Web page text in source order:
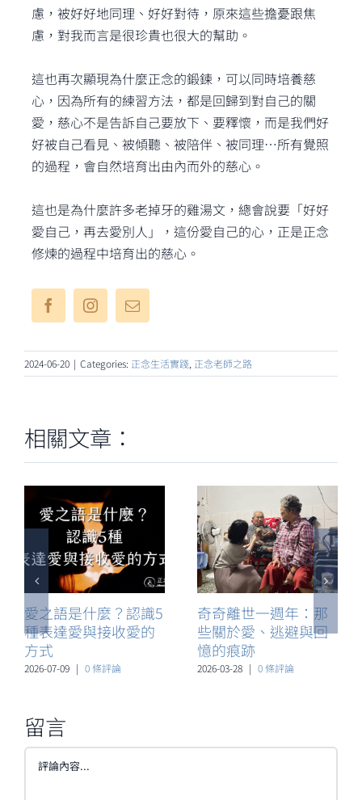
慮，被好好地同理、好好對待，原來這些擔憂跟焦
慮，對我而言是很珍貴也很大的幫助。
這也再次顯現為什麼正念的鍛鍊，可以同時培養慈
心，因為所有的練習方法，都是回歸到對自己的關
愛，慈心不是告訴自己要放下、要釋懷，而是我們好
好被自己看見、被傾聽、被陪伴、被同理⋯所有覺照
的過程，會自然培育出由內而外的慈心。
這也是為什麼許多老掉牙的雞湯文，總會說要「好好
愛自己，再去愛別人」，這份愛自己的心，正是正念
修煉的過程中培育出的慈心。
2024-06-20 | Categories: 正念生活實踐 正念老師之路
相關文章：
愛之語是什麼？認識5
種表達愛與接收愛的
方式
2026-07-09 | 0 條評論
奇奇離世一週年：那
些關於愛、逃避與回
憶的痕跡
2026-03-28 | 0 條評論
留言
Comment